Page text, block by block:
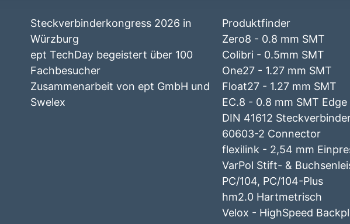
Steckverbinderkongress 2026 in
Würzburg
ept TechDay begeistert über 100
Fachbesucher
Zusammenarbeit von ept GmbH und
Swelex
Produktfinder
Zero8 - 0.8 mm SMT
Colibri - 0.5mm SMT
One27 - 1.27 mm SMT
Float27 - 1.27 mm SMT
EC.8 - 0.8 mm SMT Edge
DIN 41612
60603-2 Connector
flexilink - 2,54 mm
VarPol Stift- &
PC/104, PC/104-Plus
hm2.0 Hartmetrisch
Velox - HighSpeed